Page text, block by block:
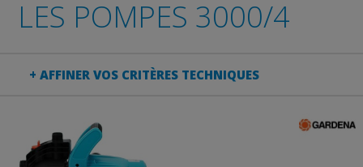
LES POMPES 3000/4
+ AFFINER VOS CRITÈRES TECHNIQUES